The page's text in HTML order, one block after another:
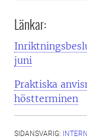
Länkar:
juni
Praktiska
höstterminen
SIDANSVARIG: